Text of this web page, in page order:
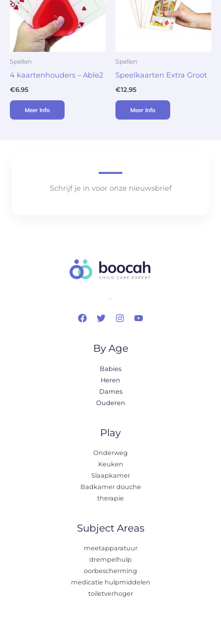
Spellen
4 kaartenhouders – Able2
€6.95
Meer Info
Spellen
Speelkaarten Extra Groot
€12.95
Meer Info
Schrijf je in voor onze nieuwsbrief
..
By Age
Babies
Heren
Dames
Ouderen
Play
Onderweg
Keuken
Slaapkamer
Badkamer douche
therapie
Subject Areas
meetapparatuur
drempelhulp
oorbescherming
medicatie hulpmiddelen
toiletverhoger